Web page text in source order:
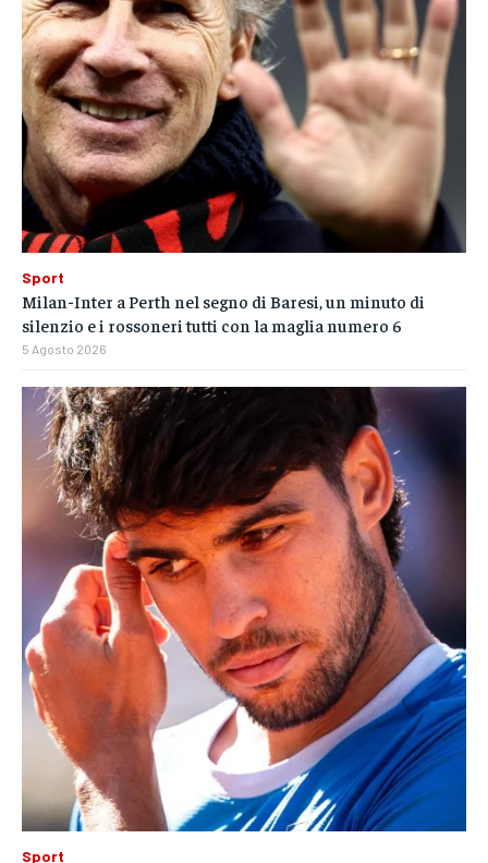
Sport
Milan-Inter a Perth nel segno di Baresi, un minuto di
silenzio e i rossoneri tutti con la maglia numero 6
5 Agosto 2026
Sport